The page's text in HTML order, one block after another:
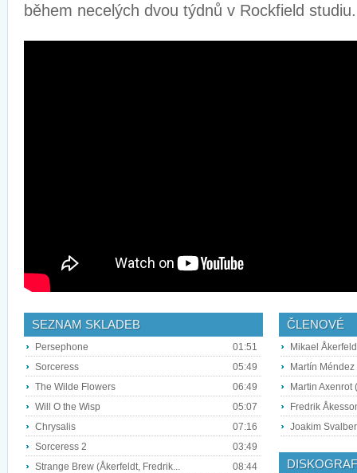
během necelých dvou týdnů v Rockfield studiu.
SEZNAM SKLADEB
Persephone
01:51
Sorceress
05:49
The Wilde Flowers
06:49
Will O the Wisp
05:07
Chrysalis
07:16
Sorceress 2
03:49
Strange Brew (Åkerfeldt, Fredrik...
08:44
ČLENOVÉ
Mikael
Martín
Martin Axenrot
Fredrik
Joakim